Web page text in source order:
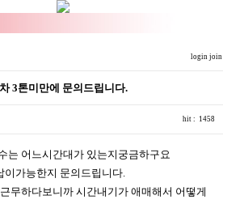
login join
3톤미만에 문의드립니다.
hit : 1458
는 어느시간대가 있는지궁금하구요
가능한지 문의드립니다.
무하다보니까 시간내기가 애매해서 어떻게